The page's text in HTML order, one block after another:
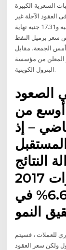
السعرية الكبيرة
الآجلة غير
قابلة للتسليم أجل 12 شهراً إلى ما بين 17.26 جنيه و17.31 جنيه نهاية
جنيه و16.93 جنيه انخفض سعر برمیل النفط
تداولات یوم أمس الجمعة، مقابل
المعلن من مؤسسة
البترول الكویتیة.
الصعود
أوسع من
– إذ
النتائج
الاقتصادية. وتعكس تنبؤات 2017
للصين (6.8% مقابل 6.6% في
للعملات ، فسيتم
ولكن سعر العقود